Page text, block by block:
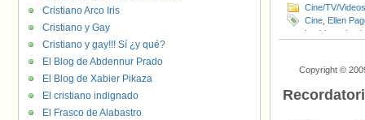
Cine/TV/Videos
Cine Ellen
Lesbiana
Copyright ©
Cristiano Arco Iris
Cristiano y Gay
Cristiano y gay!!! Sí ¿y qué?
El Blog de Abdennur Prado
El Blog de Xabier Pikaza
El cristiano indignado
El Frasco de Alabastro